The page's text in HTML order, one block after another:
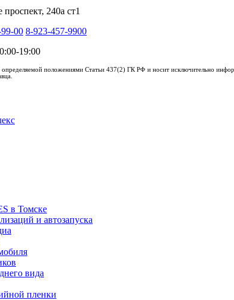
240а ст1
00 8-923-457-9900
19:00
положениями Статьи 437(2) ГК РФ и носит исключительно
в Томске
и автозапуска
вида
пленки